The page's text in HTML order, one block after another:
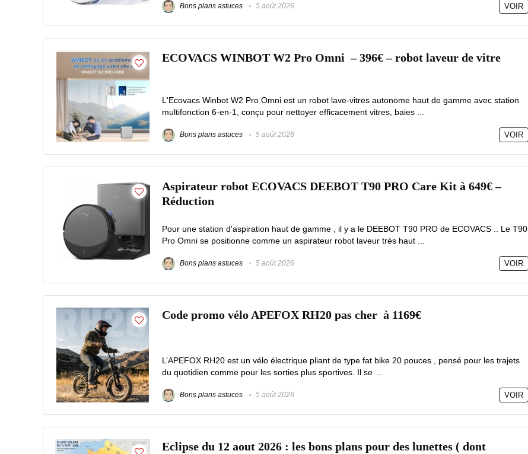
Bons plans astuces 5 août 2026 VOIR
ECOVACS WINBOT W2 Pro Omni – 396€ – robot laveur de vitre
L'Ecovacs Winbot W2 Pro Omni est un robot lave-vitres autonome haut de gamme avec station
multifonction 6-en-1, conçu pour nettoyer efficacement vitres, baies ...
Bons plans astuces 5 août 2026 VOIR
Aspirateur robot ECOVACS DEEBOT T90 PRO Care Kit à 649€ –
Réduction
Pour une station d'aspiration haut de gamme , il y a le DEEBOT T90 PRO de ECOVACS .. Le T90
Pro Omni se positionne comme un aspirateur robot laveur très haut ...
Bons plans astuces 5 août 2026 VOIR
Code promo vélo APEFOX RH20 pas cher à 1169€
L’APEFOX RH20 est un vélo électrique pliant de type fat bike 20 pouces , pensé pour les trajets
du quotidien comme pour les sorties plus sportives. Il se ...
Bons plans astuces 5 août 2026 VOIR
Eclipse du 12 aout 2026 : les bons plans pour des lunettes ( dont